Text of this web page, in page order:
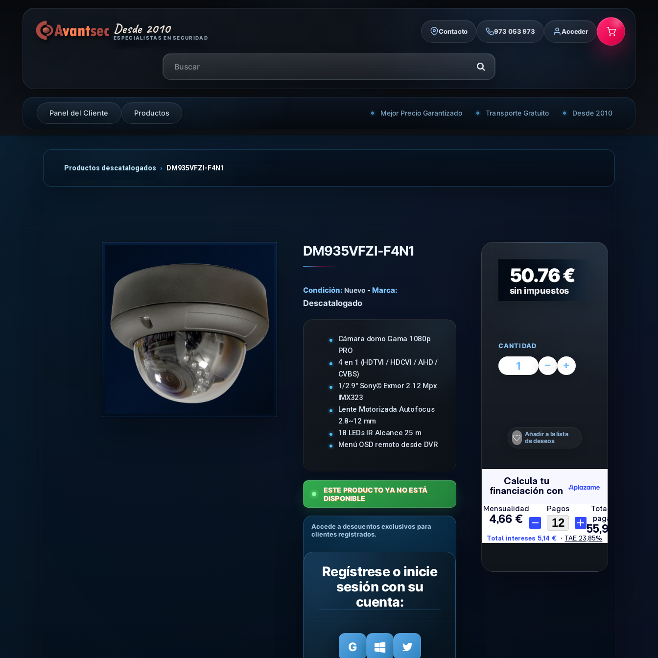
Desde 2010
ESPECIALISTAS EN SEGURIDAD
Contacto 973 053 973 Acceder
Panel del Cliente Productos Mejor Precio Garantizado Transporte Gratuito Desde 2010
Productos descatalogados DM935VFZI-F4N1
DM935VFZI-F4N1
Condición: Nuevo - Marca:
Descatalogado
Cámara domo Gama 1080p
PRO
4 en 1 (HDTVI / HDCVI / AHD /
CVBS)
1/2.9" Sony© Exmor 2.12 Mpx
IMX323
Lente Motorizada Autofocus
2.8~12 mm
18 LEDs IR Alcance 25 m
Menú OSD remoto desde DVR
ESTE PRODUCTO YA NO ESTÁ
DISPONIBLE
Accede a descuentos exclusivos para
clientes registrados.
Regístrese o inicie
sesión con su
cuenta:
50.76 €
sin impuestos
CANTIDAD
Añadir a la lista
de deseos